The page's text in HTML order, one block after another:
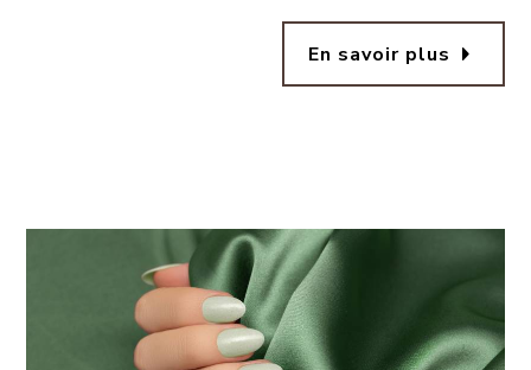
En savoir plus arrow_right